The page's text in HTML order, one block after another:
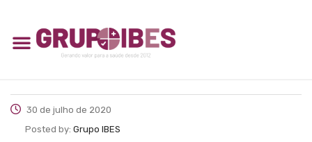
30 de julho de 2020
Posted by: Grupo IBES